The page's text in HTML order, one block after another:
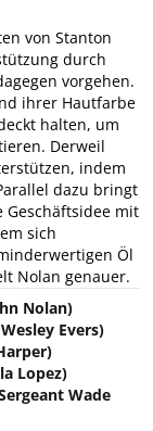
von Stanton
durch
vorgehen.
ihrer Hautfarbe
halten, um
Derweil
indem
dazu bringt
mit
sich
Öl
Nolan genauer.
Nolan)
Evers)
Lopez)
Wade